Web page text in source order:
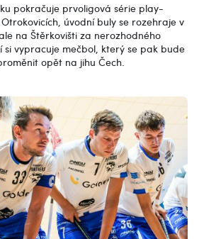
pokračuje prvoligová série play-
úvodní buly se rozehraje v
na Štěrkovišti za nerozhodného
si vypracuje mečbol, který se pak bude
opět na jihu Čech.